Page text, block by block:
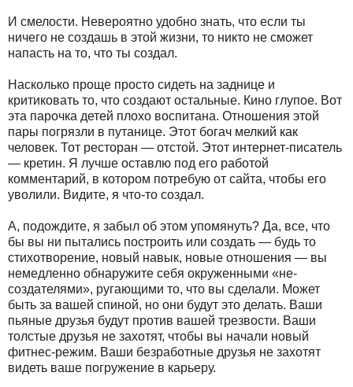
И смелости. Невероятно удобно знать, что если ты
ничего не создашь в этой жизни, то никто не сможет
напасть на то, что ты создал.
Насколько проще просто сидеть на заднице и
критиковать то, что создают остальные. Кино глупое. Вот
эта парочка детей плохо воспитана. Отношения этой
пары погрязли в путанице. Этот богач мелкий как
человек. Тот ресторан — отстой. Этот интернет-писатель
— кретин. Я лучше оставлю под его работой
комментарий, в котором потребую от сайта, чтобы его
уволили. Видите, я что-то создал.
А, подождите, я забыл об этом упомянуть? Да, все, что
бы вы ни пытались построить или создать — будь то
стихотворение, новый навык, новые отношения — вы
немедленно обнаружите себя окруженными «не-
создателями», ругающими то, что вы сделали. Может
быть за вашей спиной, но они будут это делать. Ваши
пьяные друзья будут против вашей трезвости. Ваши
толстые друзья не захотят, чтобы вы начали новый
фитнес-режим. Ваши безработные друзья не захотят
видеть ваше погружение в карьеру.